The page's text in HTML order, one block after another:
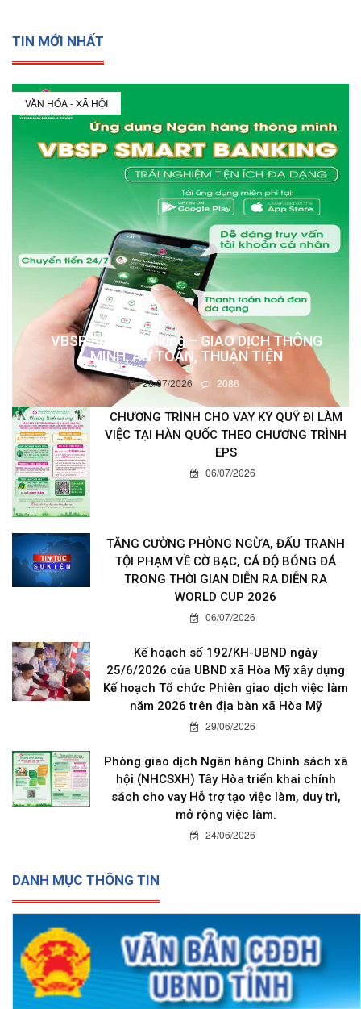
TIN MỚI NHẤT
VĂN HÓA - XÃ HỘI
VBSP Smart Banking – GIAO DỊCH THÔNG
MINH, AN TOÀN, THUẬN TIỆN
28/07/2026 2086
CHƯƠNG TRÌNH CHO VAY KÝ QUỸ ĐI LÀM
VIỆC TẠI HÀN QUỐC THEO CHƯƠNG TRÌNH
EPS
06/07/2026
TĂNG CƯỜNG PHÒNG NGỪA, ĐẤU TRANH
TỘI PHẠM VỀ CỜ BẠC, CÁ ĐỘ BÓNG ĐÁ
TRONG THỜI GIAN DIỄN RA DIỄN RA
WORLD CUP 2026
06/07/2026
Kế hoạch số 192/KH-UBND ngày
25/6/2026 của UBND xã Hòa Mỹ xây dựng
Kế hoạch Tổ chức Phiên giao dịch việc làm
năm 2026 trên địa bàn xã Hòa Mỹ
29/06/2026
Phòng giao dịch Ngân hàng Chính sách xã
hội (NHCSXH) Tây Hòa triển khai chính
sách cho vay Hỗ trợ tạo việc làm, duy trì,
mở rộng việc làm.
24/06/2026
DANH MỤC THÔNG TIN